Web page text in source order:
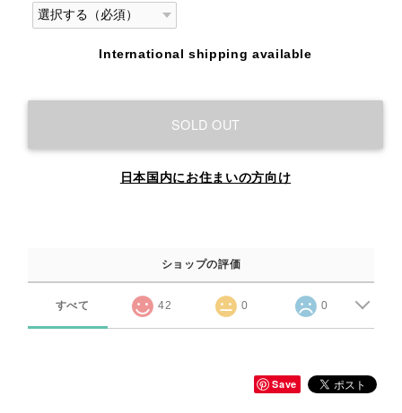
International shipping available
SOLD OUT
日本国内にお住まいの方向け
ショップの評価
すべて 42 0 0
Save